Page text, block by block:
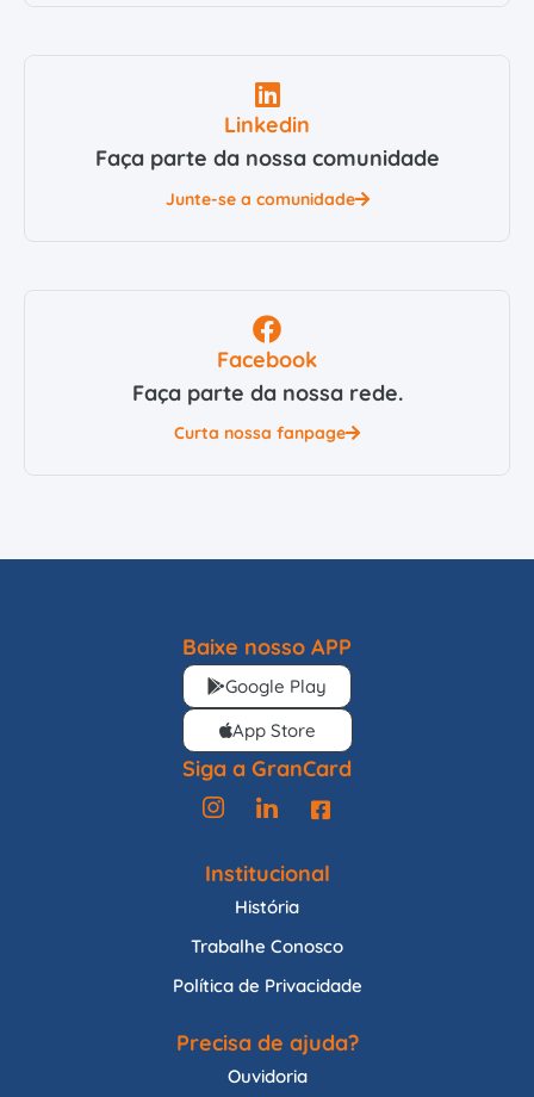
Linkedin
Faça parte da nossa comunidade
Junte-se a comunidade
Facebook
Faça parte da nossa rede.
Curta nossa fanpage
Baixe nosso APP
Google Play
App Store
Siga a GranCard
Institucional
História
Trabalhe Conosco
Política de Privacidade
Precisa de ajuda?
Ouvidoria